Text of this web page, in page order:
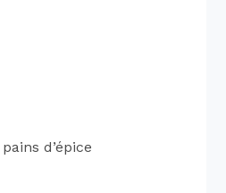
d’épice